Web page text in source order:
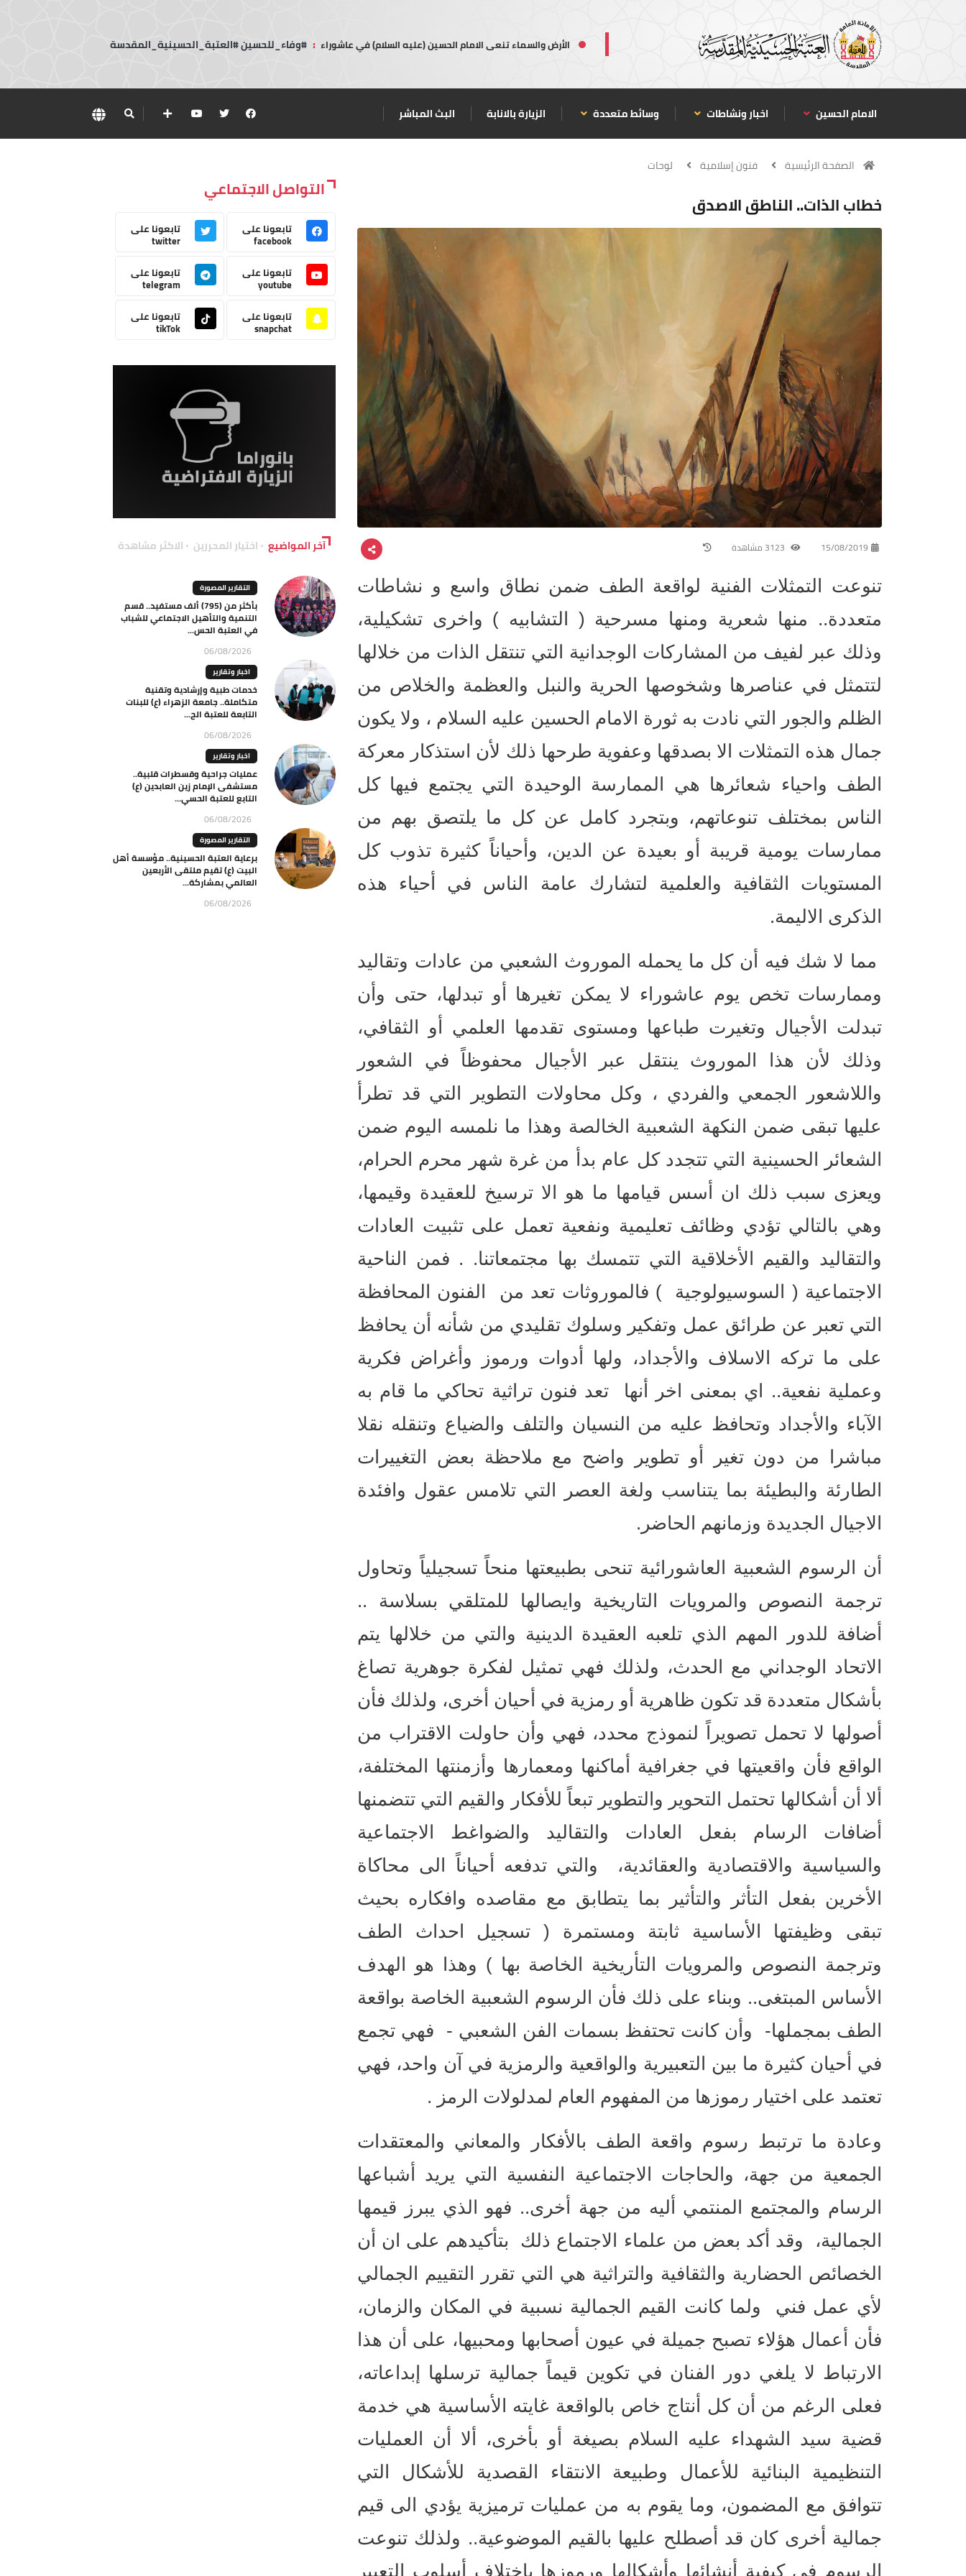
الأرض والسماء تنعى الامام الحسين (عليه السلام) في عاشوراء : #وفاء_للحسين #العتبة_الحسينية_المقدسة
الامام الحسين اخبار ونشاطات وسائط متعددة الزيارة بالانابة البث المباشر
الصفحة الرئيسية فنون إسلامية لوحات
خطاب الذات.. الناطق الاصدق
15/08/2019
تنوعت التمثلات الفنية لواقعة الطف ضمن نطاق واسع و نشاطات
متعددة.. منها شعرية ومنها مسرحية ( التشابيه ) واخرى تشكيلية،
وذلك عبر لفيف من المشاركات الوجدانية التي تنتقل الذات من خلالها
لتتمثل في عناصرها وشخوصها الحرية والنبل والعظمة والخلاص من
الظلم والجور التي نادت به ثورة الامام الحسين عليه السلام ، ولا يكون
جمال هذه التمثلات الا بصدقها وعفوية طرحها ذلك لأن استذكار معركة
الطف واحياء شعائرها هي الممارسة الوحيدة التي يجتمع فيها كل
الناس بمختلف تنوعاتهم، وبتجرد كامل عن كل ما يلتصق بهم من
ممارسات يومية قريبة أو بعيدة عن الدين، وأحياناً كثيرة تذوب كل
المستويات الثقافية والعلمية لتشارك عامة الناس في أحياء هذه
الذكرى الاليمة.
مما لا شك فيه أن كل ما يحمله الموروث الشعبي من عادات وتقاليد
وممارسات تخص يوم عاشوراء لا يمكن تغيرها أو تبدلها، حتى وأن
تبدلت الأجيال وتغيرت طباعها ومستوى تقدمها العلمي أو الثقافي،
وذلك لأن هذا الموروث ينتقل عبر الأجيال محفوظاً في الشعور
واللاشعور الجمعي والفردي ، وكل محاولات التطوير التي قد تطرأ
عليها تبقى ضمن النكهة الشعبية الخالصة وهذا ما نلمسه اليوم ضمن
الشعائر الحسينية التي تتجدد كل عام بدأ من غرة شهر محرم الحرام،
ويعزى سبب ذلك ان أسس قيامها ما هو الا ترسيخ للعقيدة وقيمها،
وهي بالتالي تؤدي وظائف تعليمية ونفعية تعمل على تثبيت العادات
والتقاليد والقيم الأخلاقية التي تتمسك بها مجتمعاتنا. . فمن الناحية
الاجتماعية ( السوسيولوجية ) فالموروثات تعد من الفنون المحافظة
التي تعبر عن طرائق عمل وتفكير وسلوك تقليدي من شأنه أن يحافظ
على ما تركه الاسلاف والأجداد، ولها أدوات ورموز وأغراض فكرية
وعملية نفعية.. اي بمعنى اخر أنها تعد فنون تراثية تحاكي ما قام به
الآباء والأجداد وتحافظ عليه من النسيان والتلف والضياع وتنقله نقلا
مباشرا من دون تغير أو تطوير واضح مع ملاحظة بعض التغييرات
الطارئة والبطيئة بما يتناسب ولغة العصر التي تلامس عقول وافئدة
الاجيال الجديدة وزمانهم الحاضر.
أن الرسوم الشعبية العاشورائية تنحى بطبيعتها منحاً تسجيلياً وتحاول
ترجمة النصوص والمرويات التاريخية وايصالها للمتلقي بسلاسة ..
أضافة للدور المهم الذي تلعبه العقيدة الدينية والتي من خلالها يتم
الاتحاد الوجداني مع الحدث، ولذلك فهي تمثيل لفكرة جوهرية تصاغ
بأشكال متعددة قد تكون ظاهرية أو رمزية في أحيان أخرى، ولذلك فأن
أصولها لا تحمل تصويراً لنموذج محدد، فهي وأن حاولت الاقتراب من
الواقع فأن واقعيتها في جغرافية أماكنها ومعمارها وأزمنتها المختلفة،
ألا أن أشكالها تحتمل التحوير والتطوير تبعاً للأفكار والقيم التي تتضمنها
أضافات الرسام بفعل العادات والتقاليد والضواغط الاجتماعية
والسياسية والاقتصادية والعقائدية، والتي تدفعه أحياناً الى محاكاة
الأخرين بفعل التأثر والتأثير بما يتطابق مع مقاصده وافكاره بحيث
تبقى وظيفتها الأساسية ثابتة ومستمرة ( تسجيل احداث الطف
وترجمة النصوص والمرويات التأريخية الخاصة بها ) وهذا هو الهدف
الأساس المبتغى.. وبناء على ذلك فأن الرسوم الشعبية الخاصة بواقعة
الطف بمجملها- وأن كانت تحتفظ بسمات الفن الشعبي - فهي تجمع
في أحيان كثيرة ما بين التعبيرية والواقعية والرمزية في آن واحد، فهي
تعتمد على اختيار رموزها من المفهوم العام لمدلولات الرمز .
وعادة ما ترتبط رسوم واقعة الطف بالأفكار والمعاني والمعتقدات
الجمعية من جهة، والحاجات الاجتماعية النفسية التي يريد أشباعها
الرسام والمجتمع المنتمي أليه من جهة أخرى.. فهو الذي يبرز قيمها
الجمالية، وقد أكد بعض من علماء الاجتماع ذلك بتأكيدهم على ان أن
الخصائص الحضارية والثقافية والتراثية هي التي تقرر التقييم الجمالي
لأي عمل فني ولما كانت القيم الجمالية نسبية في المكان والزمان،
فأن أعمال هؤلاء تصبح جميلة في عيون أصحابها ومحبيها، على أن هذا
الارتباط لا يلغي دور الفنان في تكوين قيماً جمالية ترسلها إبداعاته،
فعلى الرغم من أن كل أنتاج خاص بالواقعة غايته الأساسية هي خدمة
قضية سيد الشهداء عليه السلام بصيغة أو بأخرى، ألا أن العمليات
التنظيمية البنائية للأعمال وطبيعة الانتقاء القصدية للأشكال التي
تتوافق مع المضمون، وما يقوم به من عمليات ترميزية يؤدي الى قيم
جمالية أخرى كان قد أصطلح عليها بالقيم الموضوعية.. ولذلك تنوعت
الرسوم في كيفية أنشائها وأشكالها ورموزها باختلاف أسلوب التعبير
التواصل الاجتماعي
تابعونا على
facebook
تابعونا على
twitter
تابعونا على
youtube
تابعونا على
telegram
تابعونا على
snapchat
تابعونا على
tikTok
آخر المواضيع اختيار المحررين الاكثر مشاهدة
التقارير المصورة
بأكثر من (795) ألف مستفيد.. قسم
التنمية والتأهيل الاجتماعي للشباب
في العتبة الحس...
06/08/2026
اخبار وتقارير
خدمات طبية وإرشادية وتقنية
متكاملة.. جامعة الزهراء (ع) للبنات
التابعة للعتبة الح...
06/08/2026
اخبار وتقارير
عمليات جراحية وقسطرات قلبية..
مستشفى الإمام زين العابدين (ع)
التابع للعتبة الحسي...
06/08/2026
التقارير المصورة
برعاية العتبة الحسينية.. مؤسسة أهل
البيت (ع) تقيم ملتقى الأربعين
العالمي بمشاركة...
06/08/2026